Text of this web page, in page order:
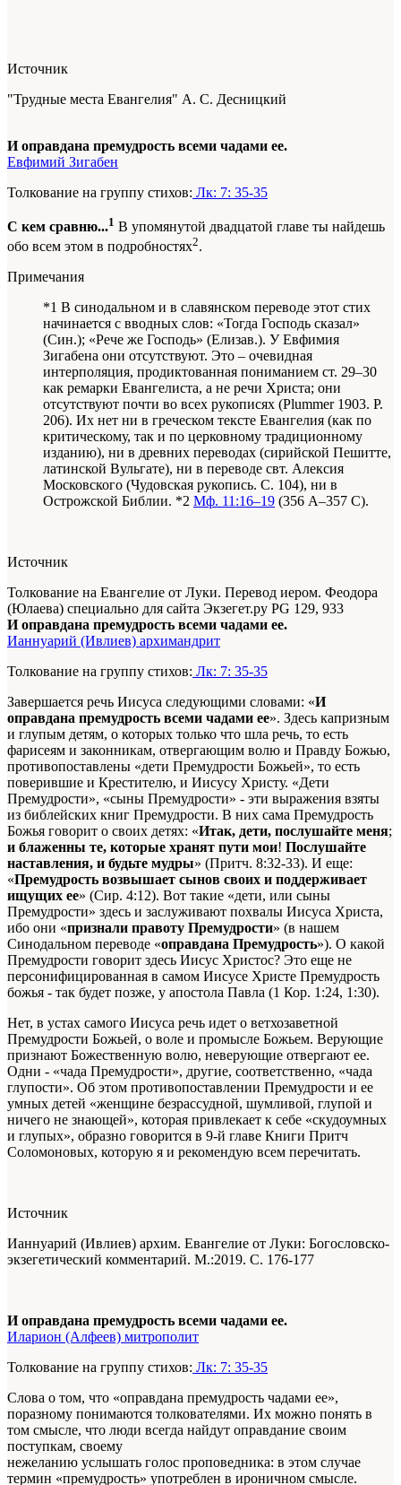
Источник
"Трудные места Евангелия" А. С. Десницкий
И оправдана премудрость всеми чадами ее.
Евфимий Зигабен
Толкование на группу стихов: Лк: 7: 35-35
С кем сравню...1 В упомянутой двадцатой главе ты найдешь
обо всем этом в подробностях2.
Примечания
*1 В синодальном и в славянском переводе этот стих
начинается с вводных слов: «Тогда Господь сказал»
(Син.); «Рече же Господь» (Елизав.). У Евфимия
Зигабена они отсутствуют. Это – очевидная
интерполяция, продиктованная пониманием ст. 29–30
как ремарки Евангелиста, а не речи Христа; они
отсутствуют почти во всех рукописях (Plummer 1903. P.
206). Их нет ни в греческом тексте Евангелия (как по
критическому, так и по церковному традиционному
изданию), ни в древних переводах (сирийской Пешитте,
латинской Вульгате), ни в переводе свт. Алексия
Московского (Чудовская рукопись. С. 104), ни в
Острожской Библии. *2 Мф. 11:16–19 (356 A–357 C).
Источник
Толкование на Евангелие от Луки. Перевод иером. Феодора
(Юлаева) специально для сайта Экзегет.ру PG 129, 933
И оправдана премудрость всеми чадами ее.
Ианнуарий (Ивлиев) архимандрит
Толкование на группу стихов: Лк: 7: 35-35
Завершается речь Иисуса следующими словами: «И
оправдана премудрость всеми чадами ее». Здесь капризным
и глупым детям, о которых только что шла речь, то есть
фарисеям и законникам, отвергающим волю и Правду Божью,
противопоставлены «дети Премудрости Божьей», то есть
поверившие и Крестителю, и Иисусу Христу. «Дети
Премудрости», «сыны Премудрости» - эти выражения взяты
из библейских книг Премудрости. В них сама Премудрость
Божья говорит о своих детях: «Итак, дети, послушайте меня;
и блаженны те, которые хранят пути мои! Послушайте
наставления, и будьте мудры» (Притч. 8:32-33). И еще:
«Премудрость возвышает сынов своих и поддерживает
ищущих ее» (Сир. 4:12). Вот такие «дети, или сыны
Премудрости» здесь и заслуживают похвалы Иисуса Христа,
ибо они «признали правоту Премудрости» (в нашем
Синодальном переводе «оправдана Премудрость»). О какой
Премудрости говорит здесь Иисус Христос? Это еще не
персонифицированная в самом Иисусе Христе Премудрость
божья - так будет позже, у апостола Павла (1 Кор. 1:24, 1:30).
Нет, в устах самого Иисуса речь идет о ветхозаветной
Премудрости Божьей, о воле и промысле Божьем. Верующие
признают Божественную волю, неверующие отвергают ее.
Одни - «чада Премудрости», другие, соответственно, «чада
глупости». Об этом противопоставлении Премудрости и ее
умных детей «женщине безрассудной, шумливой, глупой и
ничего не знающей», которая привлекает к себе «скудоумных
и глупых», образно говорится в 9-й главе Книги Притч
Соломоновых, которую я и рекомендую всем перечитать.
Источник
Ианнуарий (Ивлиев) архим. Евангелие от Луки: Богословско-
экзегетический комментарий. М.:2019. С. 176-177
И оправдана премудрость всеми чадами ее.
Иларион (Алфеев) митрополит
Толкование на группу стихов: Лк: 7: 35-35
Слова о том, что «оправдана премудрость чадами ее»,
поразному понимаются толкователями. Их можно понять в
том смысле, что люди всегда найдут оправдание своим
поступкам, своему
нежеланию услышать голос проповедника: в этом случае
термин «премудрость» употреблен в ироничном смысле.